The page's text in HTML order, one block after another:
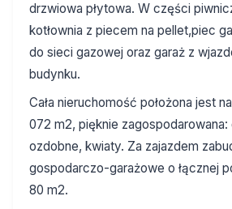
drzwiowa płytowa. W części
kotłownia z piecem na pellet,piec
do sieci gazowej oraz garaż z
budynku.
Cała nieruchomość położona jest
072 m2, pięknie
ozdobne, kwiaty. Za zajazdem
gospodarczo-garażowe o łącznej
80 m2.